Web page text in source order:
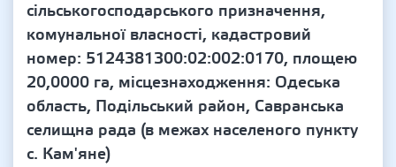
сільськогосподарського призначення,
комунальної власності, кадастровий
номер: 5124381300:02:002:0170, площею
20,0000 га, місцезнаходження: Одеська
область, Подільський район, Савранська
селищна рада (в межах населеного пункту
с. Кам'яне)